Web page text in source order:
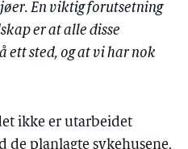
En viktig forutsetning
er at alle disse
ett sted, og at vi har nok
ikke er utarbeidet
de planlagte sykehusene,